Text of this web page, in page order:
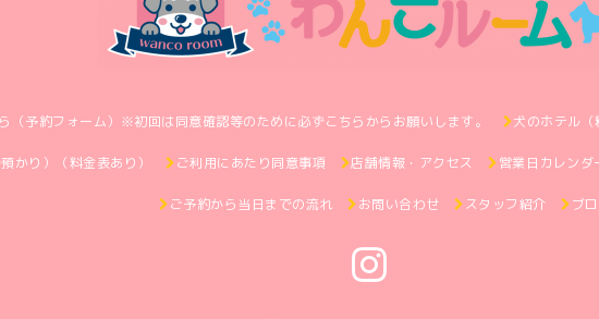
（予約フォーム）※初回は同意確認等のために必ずこちらからお願いします。 犬のホテル（
かり）（料金表あり） ご利用にあたり同意事項 店舗情報・アクセス 営業日カレンダ
ご予約から当日までの流れ お問い合わせ スタッフ紹介 ブ